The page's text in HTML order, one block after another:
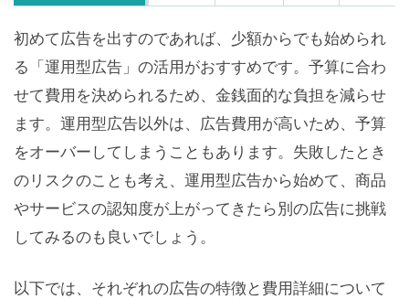
初めて広告を出すのであれば、少額からでも始められ
る「運用型広告」の活用がおすすめです。予算に合わ
せて費用を決められるため、金銭面的な負担を減らせ
ます。運用型広告以外は、広告費用が高いため、予算
をオーバーしてしまうこともあります。失敗したとき
のリスクのことも考え、運用型広告から始めて、商品
やサービスの認知度が上がってきたら別の広告に挑戦
してみるのも良いでしょう。
以下では、それぞれの広告の特徴と費用詳細について